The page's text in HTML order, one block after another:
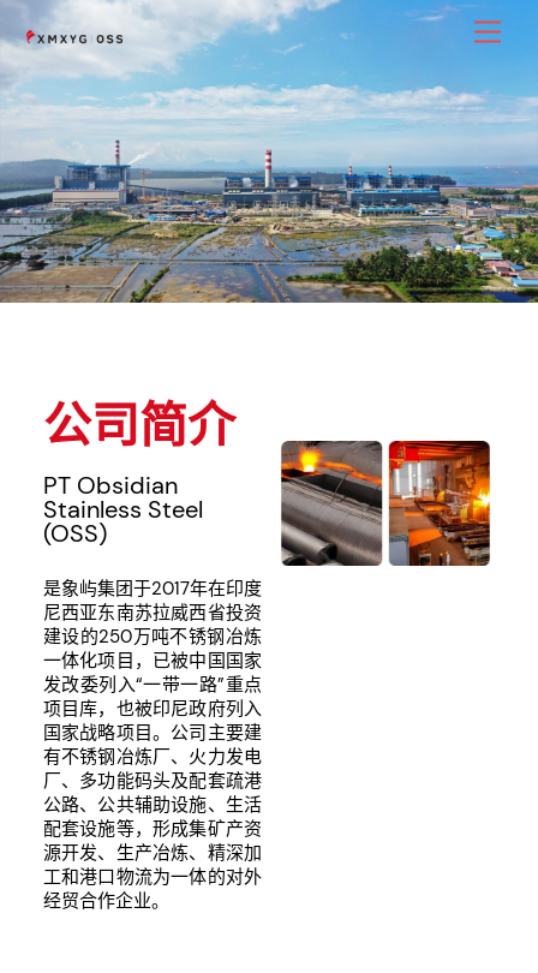
to
公司简介
PT Obsidian
Stainless Steel
(OSS)
是象屿集团于2017年在印度
尼西亚东南苏拉威西省投资
建设的250万吨不锈钢冶炼
一体化项目，已被中国国家
发改委列入“一带一路”重点
项目库，也被印尼政府列入
国家战略项目。公司主要建
有不锈钢冶炼厂、火力发电
厂、多功能码头及配套疏港
公路、公共辅助设施、生活
配套设施等，形成集矿产资
源开发、生产冶炼、精深加
工和港口物流为一体的对外
经贸合作企业。